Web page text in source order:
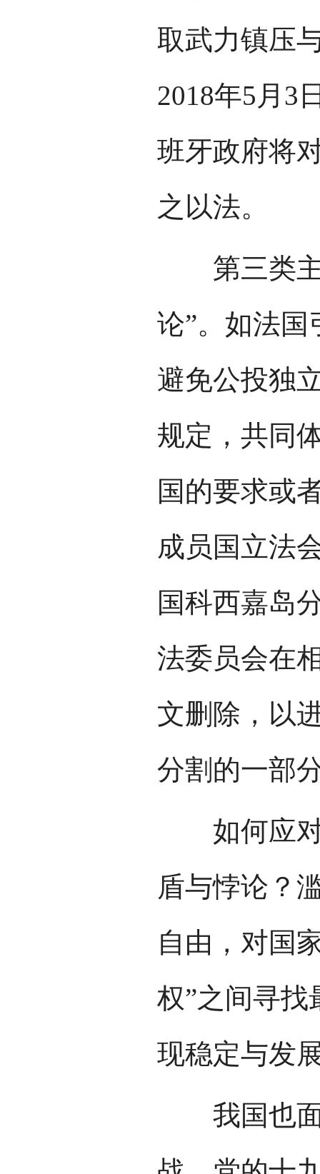
取武力镇压
2018年5月3
班牙政府将
之以法。
第三类主
论”。如法
避免公投独
规定，共同
国的要求或
成员国立法
国科西嘉岛
法委员会在
文删除，以
分割的一部
如何应对
盾与悖论？
自由，对国
权”之间寻
现稳定与发
我国也面